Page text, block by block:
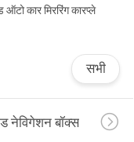
कार मिररिंग कारप्ले
सभी
नेविगेशन बॉक्स